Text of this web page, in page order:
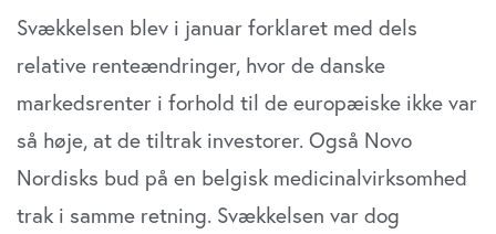
Svækkelsen blev i januar forklaret med dels
relative renteændringer, hvor de danske
markedsrenter i forhold til de europæiske ikke var
så høje, at de tiltrak investorer. Også Novo
Nordisks bud på en belgisk medicinalvirksomhed
trak i samme retning. Svækkelsen var dog